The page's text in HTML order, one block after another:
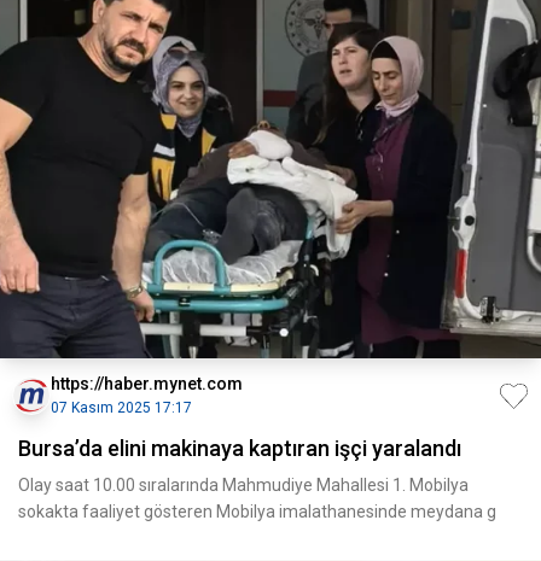
https://haber.mynet.com
07 Kasım 2025 17:17
Bursa’da elini makinaya kaptıran işçi yaralandı
Olay saat 10.00 sıralarında Mahmudiye Mahallesi 1. Mobilya
sokakta faaliyet gösteren Mobilya imalathanesinde meydana g